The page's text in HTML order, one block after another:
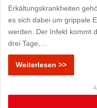
Erkältungskrankheiten
es sich dabei um grippale
werden. Der Infekt kommt
drei Tage,…
Weiterlesen >>